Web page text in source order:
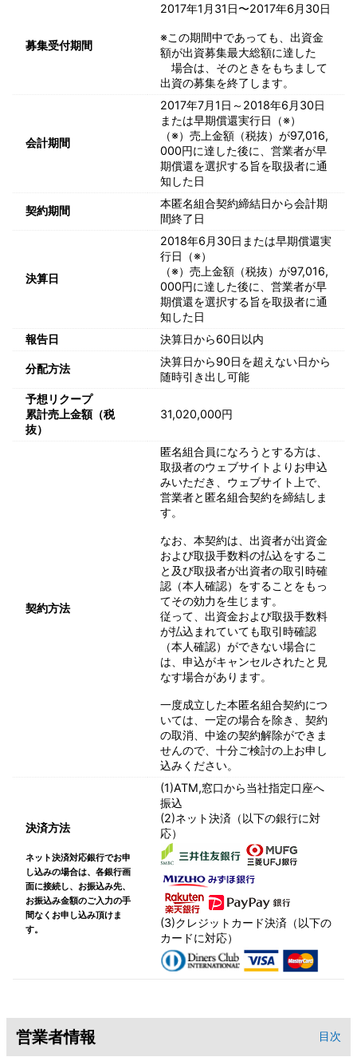
募集受付期間
2017年1月31日〜2017年6月30日
※この期間中であっても、出資金
額が出資募集最大総額に達した
場合は、そのときをもちまして
出資の募集を終了します。
会計期間
2017年7月1日～2018年6月30日
または早期償還実行日（※）
（※）売上金額（税抜）が97,016,
000円に達した後に、営業者が早
期償還を選択する旨を取扱者に通
知した日
契約期間
本匿名組合契約締結日から会計期
間終了日
決算日
2018年6月30日または早期償還実
行日（※）
（※）売上金額（税抜）が97,016,
000円に達した後に、営業者が早
期償還を選択する旨を取扱者に通
知した日
報告日
決算日から60日以内
分配方法
決算日から90日を超えない日から
随時引き出し可能
予想リクープ
累計売上金額（税
抜）
31,020,000円
契約方法
匿名組合員になろうとする方は、
取扱者のウェブサイトよりお申込
みいただき、ウェブサイト上で、
営業者と匿名組合契約を締結しま
す。
なお、本契約は、出資者が出資金
および取扱手数料の払込をするこ
と及び取扱者が出資者の取引時確
認（本人確認）をすることをもっ
てその効力を生じます。
従って、出資金および取扱手数料
が払込まれていても取引時確認
（本人確認）ができない場合に
は、申込がキャンセルされたと見
なす場合があります。
一度成立した本匿名組合契約につ
いては、一定の場合を除き、契約
の取消、中途の契約解除ができま
せんので、十分ご検討の上お申し
込みください。
決済方法
ネット決済対応銀行でお申
し込みの場合は、各銀行画
面に接続し、お振込み先、
お振込み金額のご入力の手
間なくお申し込み頂けま
す。
(1)ATM,窓口から当社指定口座へ
振込
(2)ネット決済（以下の銀行に対
応）
(3)クレジットカード決済（以下の
カードに対応）
営業者情報 目次